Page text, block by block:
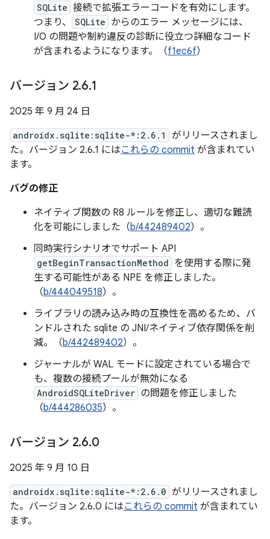
SQLite 接続で拡張エラーコードを有効にします。
つまり、
SQLite からのエラー メッセージには、
I/O の問題や制約違反の診断に役立つ詳細なコード
が含まれるようになります。（f1ec6f）
バージョン 2.6.1
2025 年 9 月 24 日
androidx.sqlite:sqlite-*:2.6.1
がリリースされまし
た。バージョン 2.6.1 にはこれらの commit が含まれてい
ます。
バグの修正
ネイティブ関数の R8 ルールを修正し、適切な難読
化を可能にしました（b/442489402）。
同時実行シナリオでサポート API
getBeginTransactionMethod を使用する際に発
生する可能性がある NPE を修正しました。
（b/444049518）。
ライブラリの読み込み時の互換性を高めるため、バ
ンドルされた sqlite の JNI/ネイティブ依存関係を削
減。（b/442489402）。
ジャーナルが WAL モードに設定されている場合で
も、複数の接続プールが無効になる
AndroidSQLiteDriver の問題を修正しました
（b/444286035）。
バージョン 2.6.0
2025 年 9 月 10 日
androidx.sqlite:sqlite-*:2.6.0 がリリースされまし
た。バージョン 2.6.0 にはこれらの commit が含まれてい
ます。